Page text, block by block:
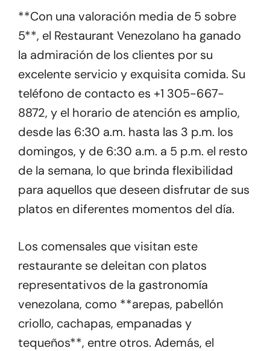
**Con una valoración media de 5 sobre
5**, el Restaurant Venezolano ha ganado
la admiración de los clientes por su
excelente servicio y exquisita comida. Su
teléfono de contacto es +1 305-667-
8872, y el horario de atención es amplio,
desde las 6:30 a.m. hasta las 3 p.m. los
domingos, y de 6:30 a.m. a 5 p.m. el resto
de la semana, lo que brinda flexibilidad
para aquellos que deseen disfrutar de sus
platos en diferentes momentos del día.
Los comensales que visitan este
restaurante se deleitan con platos
representativos de la gastronomía
venezolana, como **arepas, pabellón
criollo, cachapas, empanadas y
tequeños**, entre otros. Además, el